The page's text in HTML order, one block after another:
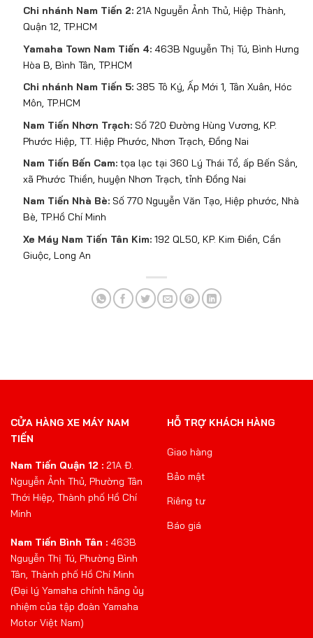
Chi nhánh Nam Tiến 2: 21A Nguyễn Ảnh Thủ, Hiệp Thành,
Quận 12, TP.HCM
Yamaha Town Nam Tiến 4: 463B Nguyễn Thị Tú, Bình Hưng
Hòa B, Bình Tân, TP.HCM
Chi nhánh Nam Tiến 5: 385 Tô Ký, Ấp Mới 1, Tân Xuân, Hóc
Môn, TP.HCM
Nam Tiến Nhơn Trạch: Số 720 Đường Hùng Vương, KP.
Phước Hiệp, TT. Hiệp Phước, Nhơn Trạch, Đồng Nai
Nam Tiến Bến Cam: tọa lạc tại 360 Lý Thái Tổ, ấp Bến Sắn,
xã Phước Thiền, huyện Nhơn Trạch, tỉnh Đồng Nai
Nam Tiến Nhà Bè: Số 770 Nguyễn Văn Tạo, Hiệp phước, Nhà
Bè, TP.Hồ Chí Minh
Xe Máy Nam Tiến Tân Kim: 192 QL50, KP. Kim Điền, Cần
Giuộc, Long An
CỬA HÀNG XE MÁY NAM
TIẾN
Nam Tiến Quận 12 : 21A Đ.
Nguyễn Ảnh Thủ, Phường Tân
Thới Hiệp, Thành phố Hồ Chí
Minh
Nam Tiến Bình Tân : 463B
Nguyễn Thị Tú, Phường Bình
Tân, Thành phố Hồ Chí Minh
(Đại lý Yamaha chính hãng ủy
nhiệm của tập đoàn Yamaha
Motor Việt Nam)
HỖ TRỢ KHÁCH HÀNG
Giao hàng
Bảo mật
Riêng tư
Báo giá